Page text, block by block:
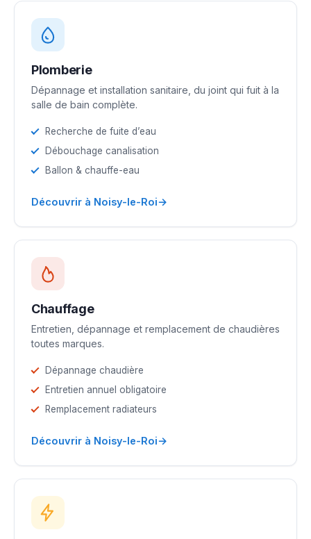
Plomberie
Dépannage et installation sanitaire, du joint qui fuit à la
salle de bain complète.
Recherche de fuite d’eau
Débouchage canalisation
Ballon & chauffe-eau
Découvrir à Noisy-le-Roi→
Chauffage
Entretien, dépannage et remplacement de chaudières
toutes marques.
Dépannage chaudière
Entretien annuel obligatoire
Remplacement radiateurs
Découvrir à Noisy-le-Roi→